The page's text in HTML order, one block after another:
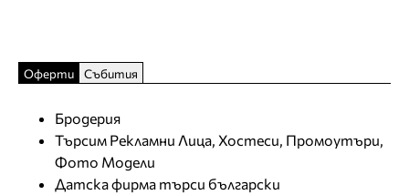
Оферти Събития
Бродерия
Търсим Рекламни Лица, Хостеси, Промоутъри,
Фото Модели
Датска фирма търси български